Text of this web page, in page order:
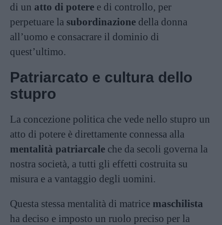
di un atto di potere e di controllo, per
perpetuare la subordinazione della donna
all’uomo e consacrare il dominio di
quest’ultimo.
Patriarcato e cultura dello
stupro
La concezione politica che vede nello stupro un
atto di potere è direttamente connessa alla
mentalità patriarcale che da secoli governa la
nostra società, a tutti gli effetti costruita su
misura e a vantaggio degli uomini.
Questa stessa mentalità di matrice maschilista
ha deciso e imposto un ruolo preciso per la